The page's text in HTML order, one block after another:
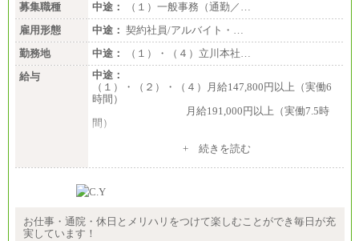
募集職種
中途：
（１）一般事務（通勤／…
雇用形態
中途： 契約社員/アルバイト・…
勤務地
中途：
（１）・（４）立川本社…
給与
中途：
（１）・（２）・（４）月給147,800円以上（実働6
時間）
月給191,000円以上（実働7.5時
間）
（３）月給191,000円以上（実働7.5時間）
（５）月給147,800円以上（実働6時間）
時給 1,226円（実働4.5時間）
間額換算額）
・退職金相当手当 37円
+ 続きを読む
お仕事・通院・休日とメリハリをつけて楽しむことができ毎日が充
実しています！